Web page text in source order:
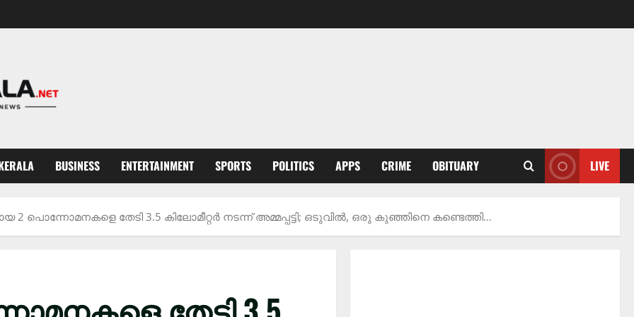
BUSINESS ENTERTAINMENT SPORTS POLITICS APPS CRIME OBITUARY LIVE
2 പൊന്നോമനകളെ തേടി 3.5 കിലോമീറ്റർ നടന്ന് അമ്മപ്പട്ടി; ഒടുവിൽ, ഒരു കുഞ്ഞിനെ കണ്ടെത്തി…